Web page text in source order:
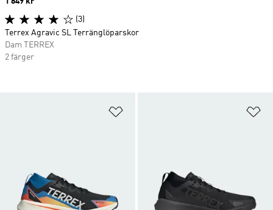
(3)
Terrex Agravic SL Terränglöparskor
Dam TERREX
2 färger